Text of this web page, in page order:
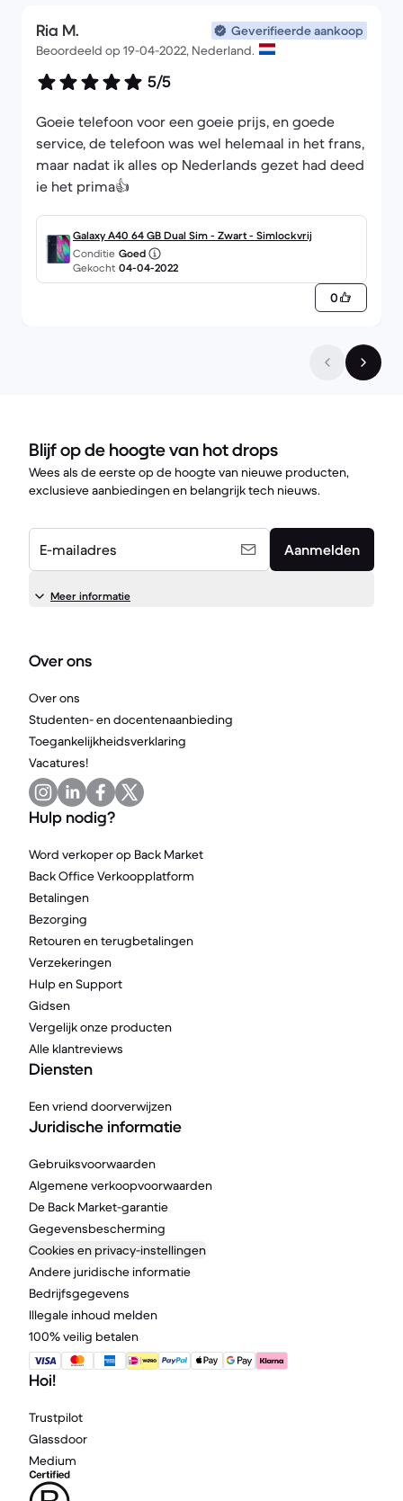
Ria M.
Geverifieerde aankoop
Beoordeeld op 19-04-2022, Nederland.
5/5
Goeie telefoon voor een goeie prijs, en goede
service, de telefoon was wel helemaal in het frans,
maar nadat ik alles op Nederlands gezet had deed
ie het prima👍
Galaxy A40 64 GB Dual Sim - Zwart - Simlockvrij
Conditie Goed
Gekocht 04-04-2022
0
Blijf op de hoogte van hot drops
Wees als de eerste op de hoogte van nieuwe producten,
exclusieve aanbiedingen en belangrijk tech nieuws.
E-mailadres Aanmelden
Meer informatie
Over ons
Over ons
Studenten- en docentenaanbieding
Toegankelijkheidsverklaring
Vacatures!
Hulp nodig?
Word verkoper op Back Market
Back Office Verkoopplatform
Betalingen
Bezorging
Retouren en terugbetalingen
Verzekeringen
Hulp en Support
Gidsen
Vergelijk onze producten
Alle klantreviews
Diensten
Een vriend doorverwijzen
Juridische informatie
Gebruiksvoorwaarden
Algemene verkoopvoorwaarden
De Back Market-garantie
Gegevensbescherming
Cookies en privacy-instellingen
Andere juridische informatie
Bedrijfsgegevens
Illegale inhoud melden
100% veilig betalen
Hoi!
Trustpilot
Glassdoor
Medium